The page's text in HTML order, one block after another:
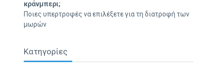
κράνμπερι;
Ποιες υπερτροφές να επιλέξετε για τη διατροφή των
μωρών
Κατηγορίες